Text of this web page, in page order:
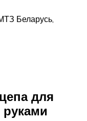
Беларусь,
для